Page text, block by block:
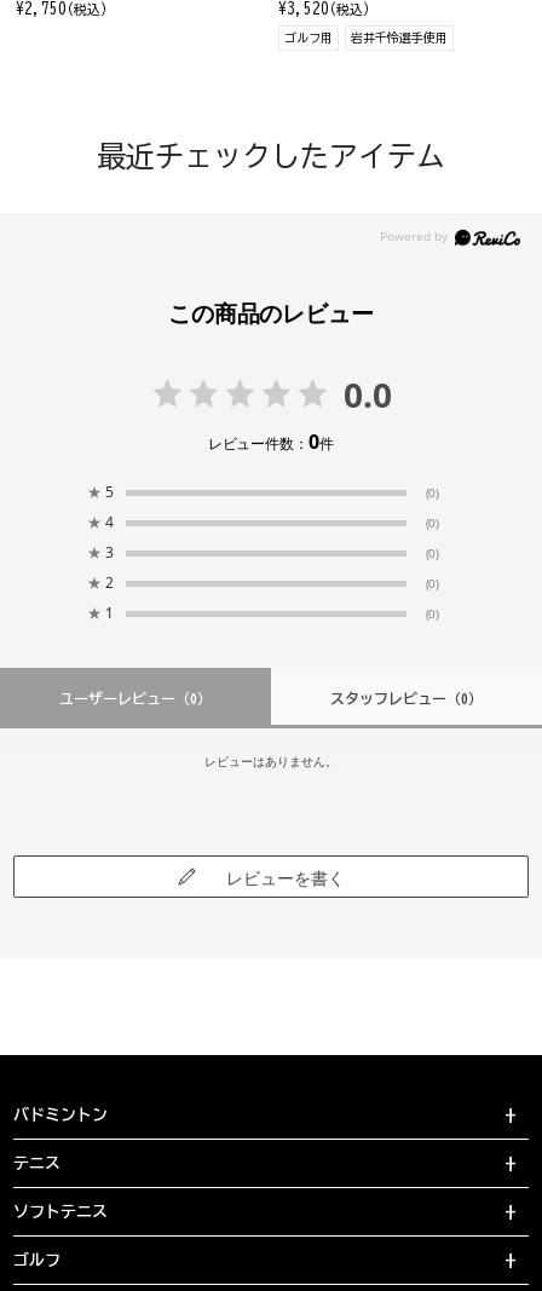
¥2,750 (税込) ¥3,520 (税込)
ゴルフ用 岩井千怜選手使用
最近チェックしたアイテム
この商品のレビュー
0.0
レビュー件数：0件
★ 5 (0)
★ 4 (0)
★ 3 (0)
★ 2 (0)
★ 1 (0)
ユーザーレビュー （0） スタッフレビュー（0）
レビューはありません。
レビューを書く
バドミントン
テニス
ソフトテニス
ゴルフ